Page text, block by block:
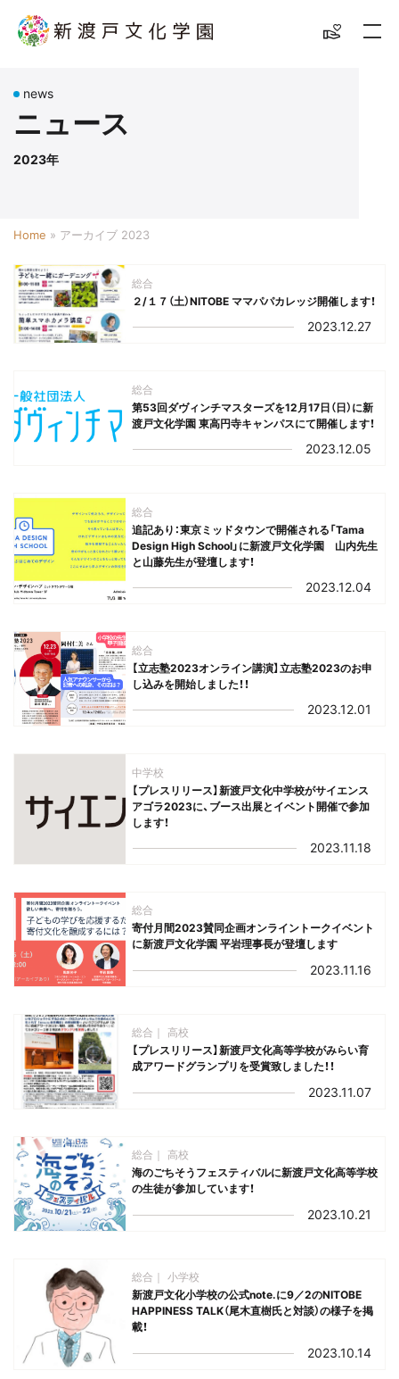
news
ニュース
2023年
Home » アーカイブ 2023
総合
２/１７（土）NITOBE ママパパカレッジ開催します！
2023.12.27
総合
第53回ダヴィンチマスターズを12月17日（日）に新
渡戸文化学園 東高円寺キャンパスにて開催します！
2023.12.05
総合
追記あり：東京ミッドタウンで開催される「Tama
Design High School」に新渡戸文化学園 山内先生
と山藤先生が登壇します！
2023.12.04
総合
【立志塾2023オンライン講演】立志塾2023のお申
し込みを開始しました！！
2023.12.01
中学校
【プレスリリース】新渡戸文化中学校がサイエンス
アゴラ2023に、ブース出展とイベント開催で参加
します！
2023.11.18
総合
寄付月間2023賛同企画オンライントークイベント
に新渡戸文化学園 平岩理事長が登壇します
2023.11.16
総合
高校
【プレスリリース】新渡戸文化高等学校がみらい育
成アワードグランプリを受賞致しました！！
2023.11.07
総合
高校
海のごちそうフェスティバルに新渡戸文化高等学校
の生徒が参加しています！
2023.10.21
総合
小学校
新渡戸文化小学校の公式note.に9／2のNITOBE
HAPPINESS TALK（尾木直樹氏と対談）の様子を掲
載！
2023.10.14